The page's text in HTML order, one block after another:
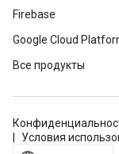
Firebase
Google Cloud
Все продукты
Условия